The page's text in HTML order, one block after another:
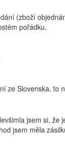
(zboží
pořádku.
ze Slovenska, to
jsem si, že
jsem měla